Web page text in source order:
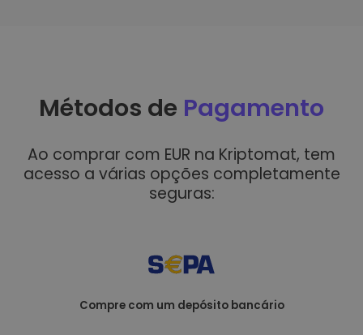
Métodos de Pagamento
Ao comprar com EUR na Kriptomat, tem
acesso a várias opções completamente
seguras:
Compre com um depósito bancário